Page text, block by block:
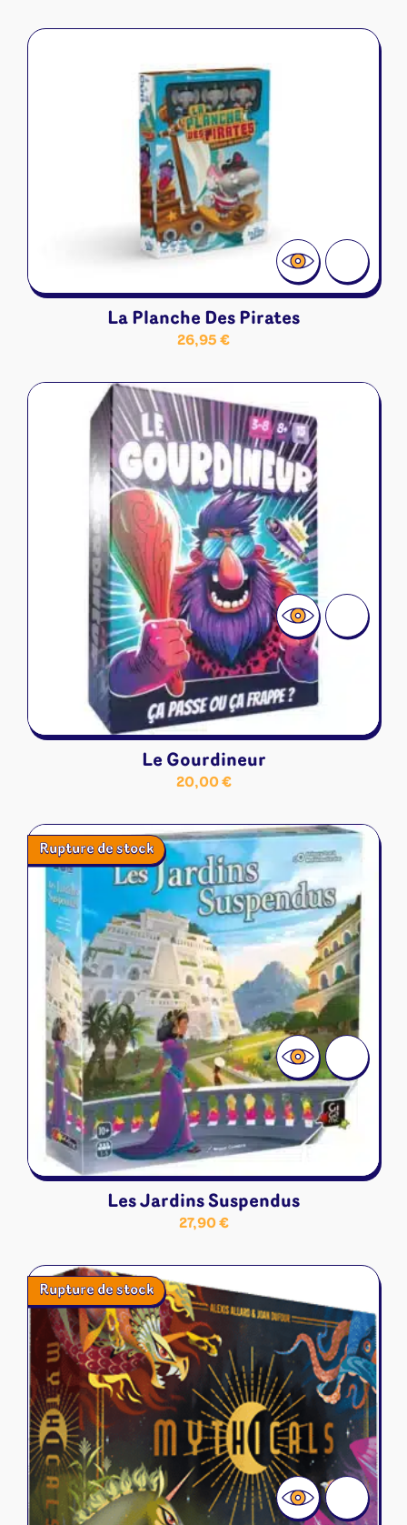
La Planche Des Pirates
26,95 €
Le Gourdineur
20,00€
Rupture de stock
Les Jardins Suspendus
27,90€
Rupture de stock